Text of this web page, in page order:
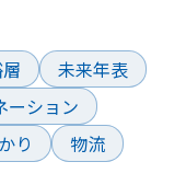
未来年表
ーション
り 物流